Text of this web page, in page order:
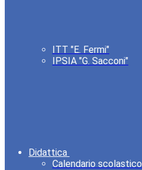
ITT "E. Fermi"
IPSIA "G. Sacconi"
Didattica
Calendario scolastico